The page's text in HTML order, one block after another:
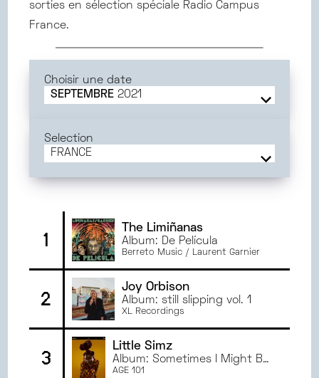
sorties en sélection spéciale Radio Campus
France.
Choisir une date
SEPTEMBRE 2021
MAI
2025
AVRIL2025
DÉCEMBRE2024
NOVEMBRE2024
OCTOBRE2024
SEPTEMBRE2024
2024
2024
AVRIL2024
MARS2024
FÉVRIER2024
Selection
FRANCE
DIJON
ORLÉANS
RENNES
BESANÇON
TOULOUSE
ANGERS
MONTPELLIER
1
The Limiñanas
Album: De Película
Berreto Music / Laurent Garnier
2
Joy Orbison
Album: still slipping vol. 1
XL Recordings
3
Little Simz
Album: Sometimes I Might Be
Introvert
AGE 101